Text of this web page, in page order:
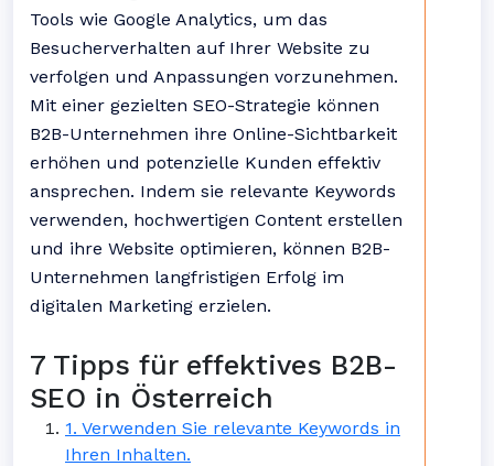
Tools wie Google Analytics, um das
Besucherverhalten auf Ihrer Website zu
verfolgen und Anpassungen vorzunehmen.
Mit einer gezielten SEO-Strategie können
B2B-Unternehmen ihre Online-Sichtbarkeit
erhöhen und potenzielle Kunden effektiv
ansprechen. Indem sie relevante Keywords
verwenden, hochwertigen Content erstellen
und ihre Website optimieren, können B2B-
Unternehmen langfristigen Erfolg im
digitalen Marketing erzielen.
7 Tipps für effektives B2B-
SEO in Österreich
1. Verwenden Sie relevante Keywords in
Ihren Inhalten.